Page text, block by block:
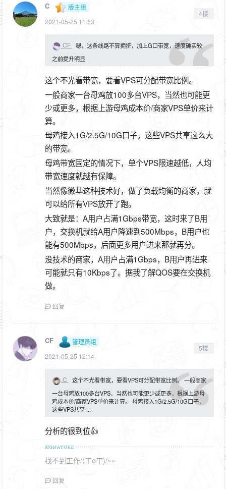
C
版主组
2021-05-25 11:53
4楼
CF
嗯，这条线路不算拥挤，加上G口带宽，速度确实较
之前提升明显
这个不光看带宽，要看VPS可分配带宽比例。
一般商家一台母鸡放100多台VPS，当然也可能更
少或更多，根据上游母鸡成本价/商家VPS单价来计
算。
母鸡接入1G/2.5G/10G口子，这些VPS共享这么大
的带宽。
母鸡带宽固定的情况下，单个VPS限速越低，人均
带宽速度就越有保障。
当然像微基这种技术好，做了负载均衡的商家，就
可以给所有VPS放开了跑。
大致就是：A用户占满1Gbps带宽，这时来了B用
户，交换机就给A用户降速到500Mbps，B用户也
能有500Mbps，后面更多用户进来那就再分。
没技术的商家，A用户占满1Gbps，B用户再进来
可能就只有10Kbps了。据我了解QOS要在交换机
做。
回复
CF
管理员组
2021-05-25 12:14
5楼
C
这个不光看带宽，要看VPS可分配带宽比例。 一般商家
一台母鸡放100多台VPS，当然也可能更少或更多，根据上游母
鸡成本价/商家VPS单价来计算。 母鸡接入1G/2.5G/10G口子，
这些VPS共享 ...
分析的很到位👍
找不到工作/(ㄒoㄒ)/~~
回复